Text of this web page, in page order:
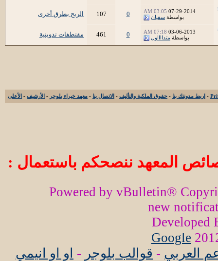
07-29-2014
03:05 AM
بواسطة سفيان 0
107 الربح بطرق أخرى
03-06-2013
07:18 AM
بواسطة متدااااول 0
461 مقتطفات تدوينية
- اربط مدونتك بنا - حقوق الملكية والتأليف - الاتصال بنا - معهد خبراء بلوجر - الأرشيف - الأعلى
المعهد ننصحكم باستعمال :
Powered by vBulletin®
new
Developed
Google
العربي - قوالب بلوجر - او او انيمي